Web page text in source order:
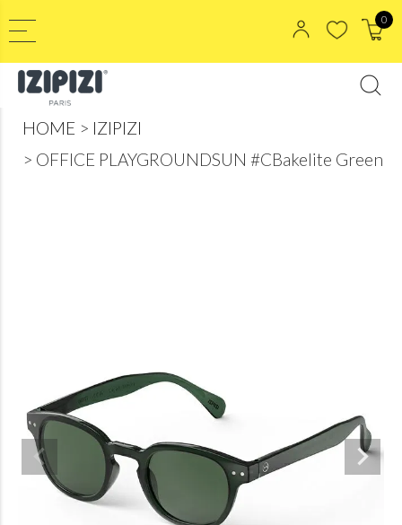
0
HOME
IZIPIZI
OFFICE PLAYGROUNDSUN #CBakelite Green